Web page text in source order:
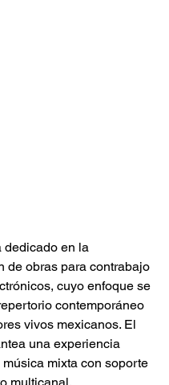
dedicado en la
de obras para contrabajo
cuyo enfoque se
contemporáneo
vivos mexicanos. El
una experiencia
mixta con soporte